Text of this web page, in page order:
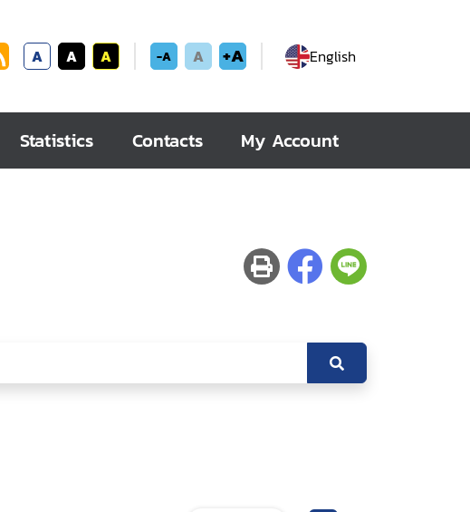
A A A -A A +A English
Statistics Contacts My Account